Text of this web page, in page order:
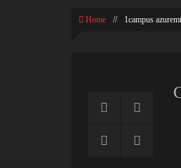
Home // 1campus azuremt